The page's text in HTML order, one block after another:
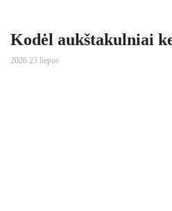
Kodėl aukštakulniai
2026 23 liepos